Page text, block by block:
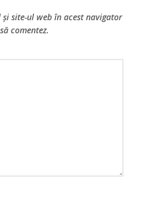
site-ul web în acest navigator
comentez.